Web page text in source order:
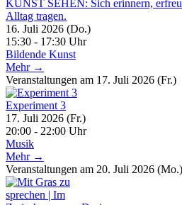
KUNST SEHEN: Sich erinnern,
Alltag tragen.
16. Juli 2026 (Do.)
15:30 - 17:30 Uhr
Bildende Kunst
Mehr →
Veranstaltungen am 17. Juli 2026 (Fr.)
Experiment 3
17. Juli 2026 (Fr.)
20:00 - 22:00 Uhr
Musik
Mehr →
Veranstaltungen am 20. Juli 2026 (Mo.)